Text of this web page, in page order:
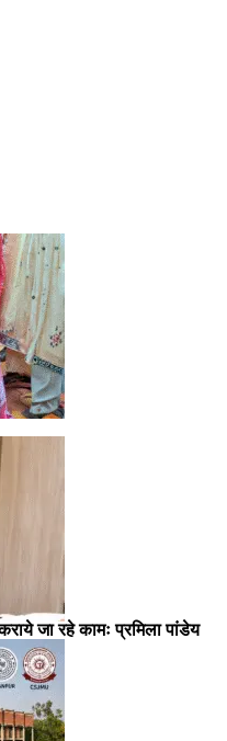
जा रहे कामः प्रमिला पांडेय